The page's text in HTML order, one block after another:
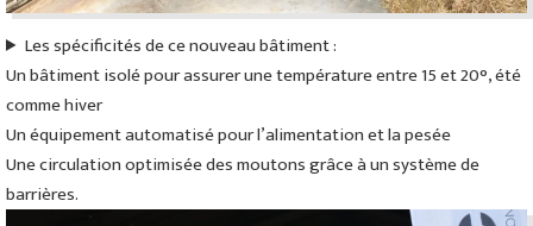
Les spécificités de ce nouveau bâtiment :
Un bâtiment isolé pour assurer une température entre 15 et 20°, été
comme hiver
Un équipement automatisé pour l’alimentation et la pesée
Une circulation optimisée des moutons grâce à un système de
barrières.